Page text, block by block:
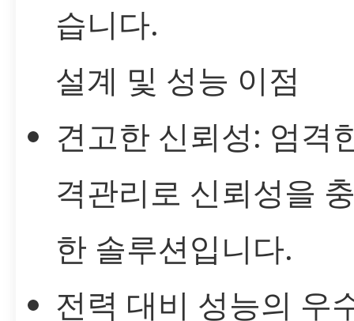
습니다.
설계 및 성능 이점
견고한 신뢰성: 엄격
격관리로 신뢰성을
한 솔루션입니다.
전력 대비 성능의 우